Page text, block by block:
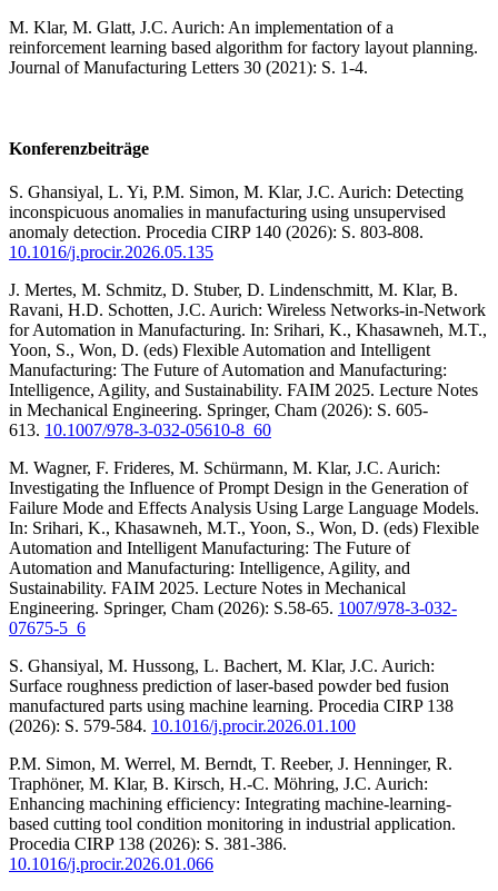
M. Klar, M. Glatt, J.C. Aurich: An implementation of a
reinforcement learning based algorithm for factory layout planning.
Journal of Manufacturing Letters 30 (2021): S. 1-4.
Konferenzbeiträge
S. Ghansiyal, L. Yi, P.M. Simon, M. Klar, J.C. Aurich: Detecting
inconspicuous anomalies in manufacturing using unsupervised
anomaly detection. Procedia CIRP 140 (2026): S. 803-808.
10.1016/j.procir.2026.05.135
J. Mertes, M. Schmitz, D. Stuber, D. Lindenschmitt, M. Klar, B.
Ravani, H.D. Schotten, J.C. Aurich: Wireless Networks-in-Network
for Automation in Manufacturing. In: Srihari, K., Khasawneh, M.T.,
Yoon, S., Won, D. (eds) Flexible Automation and Intelligent
Manufacturing: The Future of Automation and Manufacturing:
Intelligence, Agility, and Sustainability. FAIM 2025. Lecture Notes
in Mechanical Engineering. Springer, Cham (2026): S. 605-
613. 10.1007/978-3-032-05610-8_60
M. Wagner, F. Frideres, M. Schürmann, M. Klar, J.C. Aurich:
Investigating the Influence of Prompt Design in the Generation of
Failure Mode and Effects Analysis Using Large Language Models.
In: Srihari, K., Khasawneh, M.T., Yoon, S., Won, D. (eds) Flexible
Automation and Intelligent Manufacturing: The Future of
Automation and Manufacturing: Intelligence, Agility, and
Sustainability. FAIM 2025. Lecture Notes in Mechanical
Engineering. Springer, Cham (2026): S.58-65. 1007/978-3-032-
07675-5_6
S. Ghansiyal, M. Hussong, L. Bachert, M. Klar, J.C. Aurich:
Surface roughness prediction of laser-based powder bed fusion
manufactured parts using machine learning. Procedia CIRP 138
(2026): S. 579-584. 10.1016/j.procir.2026.01.100
P.M. Simon, M. Werrel, M. Berndt, T. Reeber, J. Henninger, R.
Traphöner, M. Klar, B. Kirsch, H.-C. Möhring, J.C. Aurich:
Enhancing machining efficiency: Integrating machine-learning-
based cutting tool condition monitoring in industrial application.
Procedia CIRP 138 (2026): S. 381-386.
10.1016/j.procir.2026.01.066